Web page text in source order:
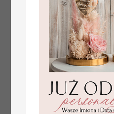
plan stołów
usadzenie gości na